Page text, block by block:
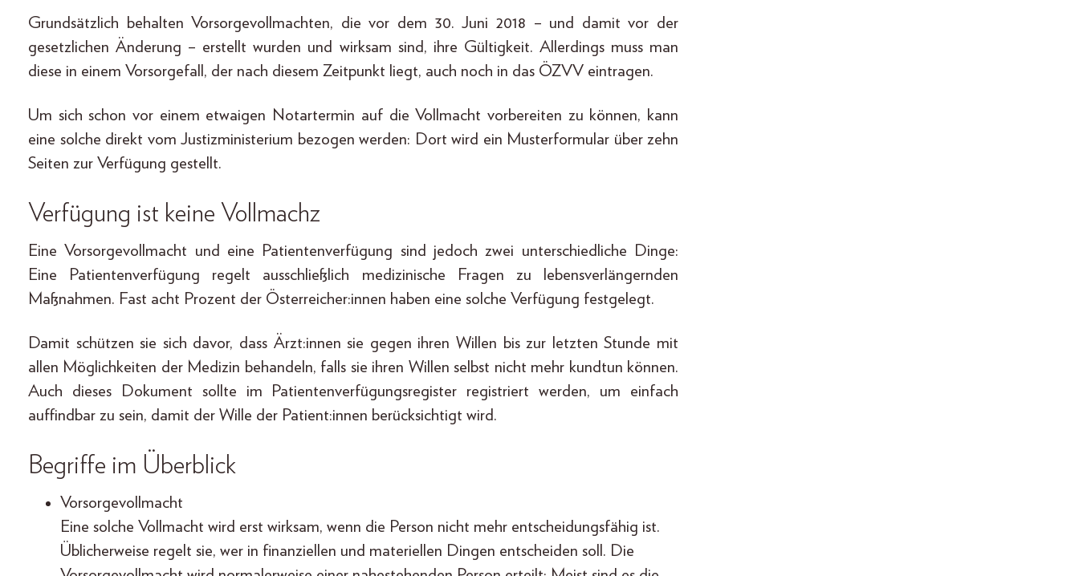
Grundsätzlich behalten Vorsorgevollmachten, die vor dem 30. Juni 2018 – und damit vor der
gesetzlichen Änderung – erstellt wurden und wirksam sind, ihre Gültigkeit. Allerdings muss man
diese in einem Vorsorgefall, der nach diesem Zeitpunkt liegt, auch noch in das ÖZVV eintragen.
Um sich schon vor einem etwaigen Notartermin auf die Vollmacht vorbereiten zu können, kann
eine solche direkt vom Justizministerium bezogen werden: Dort wird ein Musterformular über zehn
Seiten zur Verfügung gestellt.
Verfügung ist keine Vollmachz
Eine Vorsorgevollmacht und eine Patientenverfügung sind jedoch zwei unterschiedliche Dinge:
Eine Patientenverfügung regelt ausschließlich medizinische Fragen zu lebensverlängernden
Maßnahmen. Fast acht Prozent der Österreicher:innen haben eine solche Verfügung festgelegt.
Damit schützen sie sich davor, dass Ärzt:innen sie gegen ihren Willen bis zur letzten Stunde mit
allen Möglichkeiten der Medizin behandeln, falls sie ihren Willen selbst nicht mehr kundtun können.
Auch dieses Dokument sollte im Patientenverfügungsregister registriert werden, um einfach
auffindbar zu sein, damit der Wille der Patient:innen berücksichtigt wird.
Begriffe im Überblick
Vorsorgevollmacht
Eine solche Vollmacht wird erst wirksam, wenn die Person nicht mehr entscheidungsfähig ist.
Üblicherweise regelt sie, wer in finanziellen und materiellen Dingen entscheiden soll. Die